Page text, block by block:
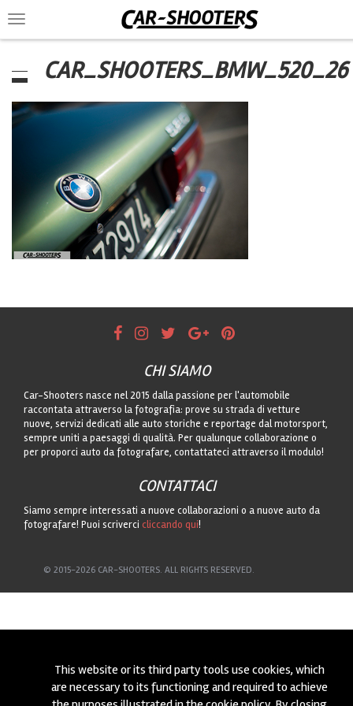
Toggle
navigation
CAR_SHOOTERS_BMW_520_26
CHI SIAMO
Car-Shooters nasce nel 2015 dalla passione per l'automobile
raccontata attraverso la fotografia: prove su strada di vetture
nuove, servizi dedicati alle auto storiche e reportage dal motorsport,
sempre uniti a paesaggi di qualità. Per qualunque collaborazione o
per proporci auto da fotografare, contattateci attraverso il modulo!
CONTATTACI
Siamo sempre interessati a nuove collaborazioni o a nuove auto da
fotografare! Puoi scriverci cliccando qui!
© 2015-2026 CAR-SHOOTERS. ALL RIGHTS RESERVED.
This website or its third party tools use cookies, which
are necessary to its functioning and required to achieve